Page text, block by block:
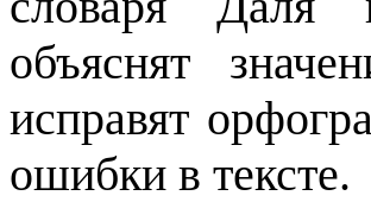
объяснят
исправят
ошибки в тексте.